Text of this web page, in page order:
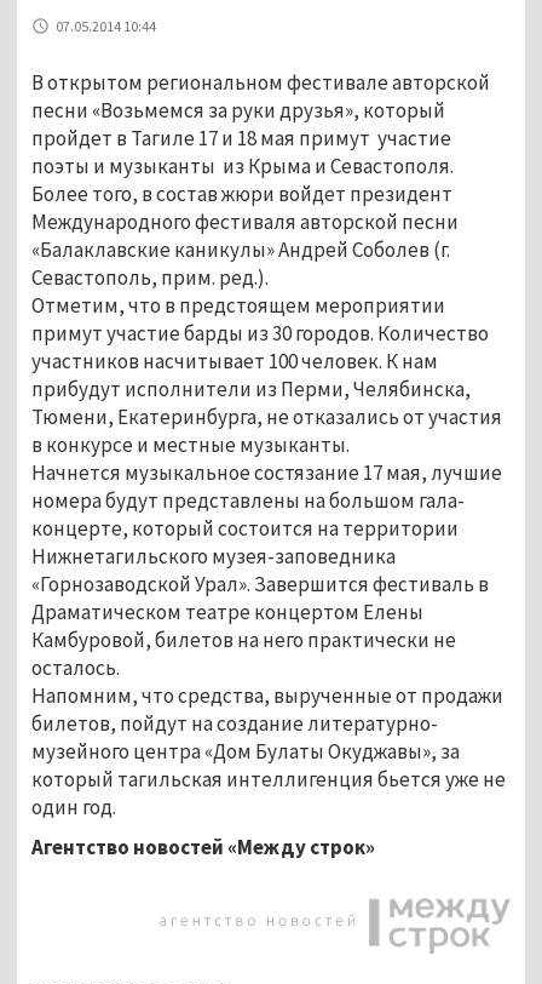
07.05.2014 10:44
В открытом региональном фестивале авторской
песни «Возьмемся за руки друзья», который
пройдет в Тагиле 17 и 18 мая примут участие
поэты и музыканты из Крыма и Севастополя.
Более того, в состав жюри войдет президент
Международного фестиваля авторской песни
«Балаклавские каникулы» Андрей Соболев (г.
Севастополь, прим. ред.).
Отметим, что в предстоящем мероприятии
примут участие барды из 30 городов. Количество
участников насчитывает 100 человек. К нам
прибудут исполнители из Перми, Челябинска,
Тюмени, Екатеринбурга, не отказались от участия
в конкурсе и местные музыканты.
Начнется музыкальное состязание 17 мая, лучшие
номера будут представлены на большом гала-
концерте, который состоится на территории
Нижнетагильского музея-заповедника
«Горнозаводской Урал». Завершится фестиваль в
Драматическом театре концертом Елены
Камбуровой, билетов на него практически не
осталось.
Напомним, что средства, вырученные от продажи
билетов, пойдут на создание литературно-
музейного центра «Дом Булаты Окуджавы», за
который тагильская интеллигенция бьется уже не
один год.
Агентство новостей «Между строк»